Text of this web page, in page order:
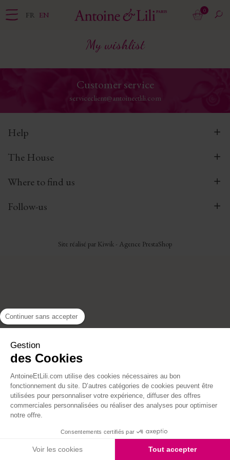
FR EN 0
My wishlist
Customer service
serviceclient@antoineetlili.com
Help
The House
Where to find us
Follow-us
Site réalisé par Kiwik - Agence PrestaShop
Continuer sans accepter
Gestion
des Cookies
AntoineEtLili.com utilise des cookies nécessaires au bon
fonctionnement du site. D’autres catégories de cookies peuvent être
utilisées pour personnaliser votre expérience, diffuser des offres
commerciales personnalisées ou réaliser des analyses pour optimiser
notre offre.
Consentements certifiés par
Voir les cookies Tout accepter